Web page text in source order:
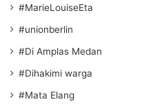
#MarieLouiseEta
#unionberlin
#Di Amplas Medan
#Dihakimi warga
#Mata Elang